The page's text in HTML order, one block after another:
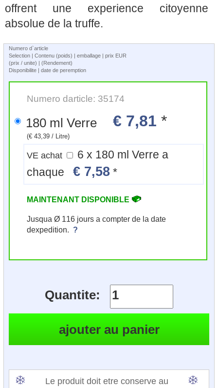
offrent une experience citoyenne
absolue de la truffe.
Numero d`article
Selection | Contenu (poids) | emballage | prix EUR
(prix / unite) | (Rendement)
Disponibilite | date de peremption
Numero darticle: 35174
180 ml Verre € 7,81 *
(€ 43,39 / Litre)
VE achat
6 x 180 ml Verre a
chaque€ 7,58 *
MAINTENANT DISPONIBLE
Jusqua Ø 116 jours a compter de la date
dexpedition. ?
Quantite:
Le produit doit etre conserve au